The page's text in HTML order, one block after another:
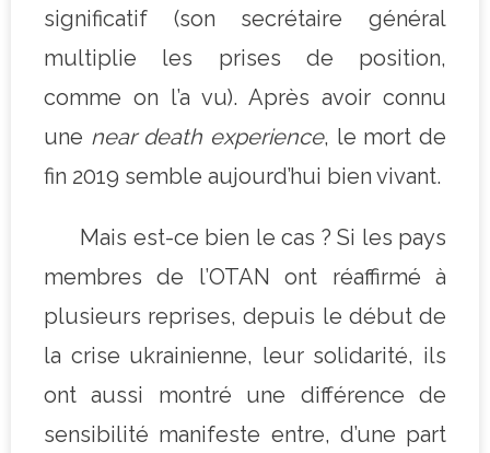
significatif (son secrétaire général
multiplie les prises de position,
comme on l’a vu). Après avoir connu
une near death experience, le mort de
fin 2019 semble aujourd’hui bien vivant.
Mais est-ce bien le cas ? Si les pays
membres de l’OTAN ont réaffirmé à
plusieurs reprises, depuis le début de
la crise ukrainienne, leur solidarité, ils
ont aussi montré une différence de
sensibilité manifeste entre, d’une part